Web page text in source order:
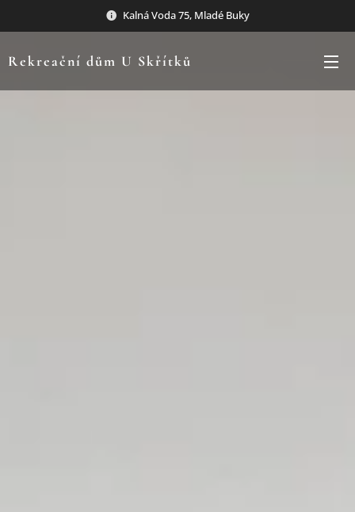
Kalná Voda 75, Mladé Buky
Rekreační dům U Skřítků